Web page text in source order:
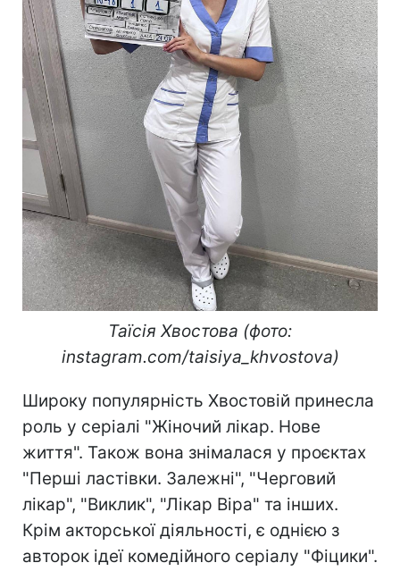
Таїсія Хвостова (фото:
instagram.com/taisiya_khvostova)
Широку популярність Хвостовій принесла
роль у серіалі "Жіночий лікар. Нове
життя". Також вона знімалася у проєктах
"Перші ластівки. Залежні", "Черговий
лікар", "Виклик", "Лікар Віра" та інших.
Крім акторської діяльності, є однією з
авторок ідеї комедійного серіалу "Фіцики".